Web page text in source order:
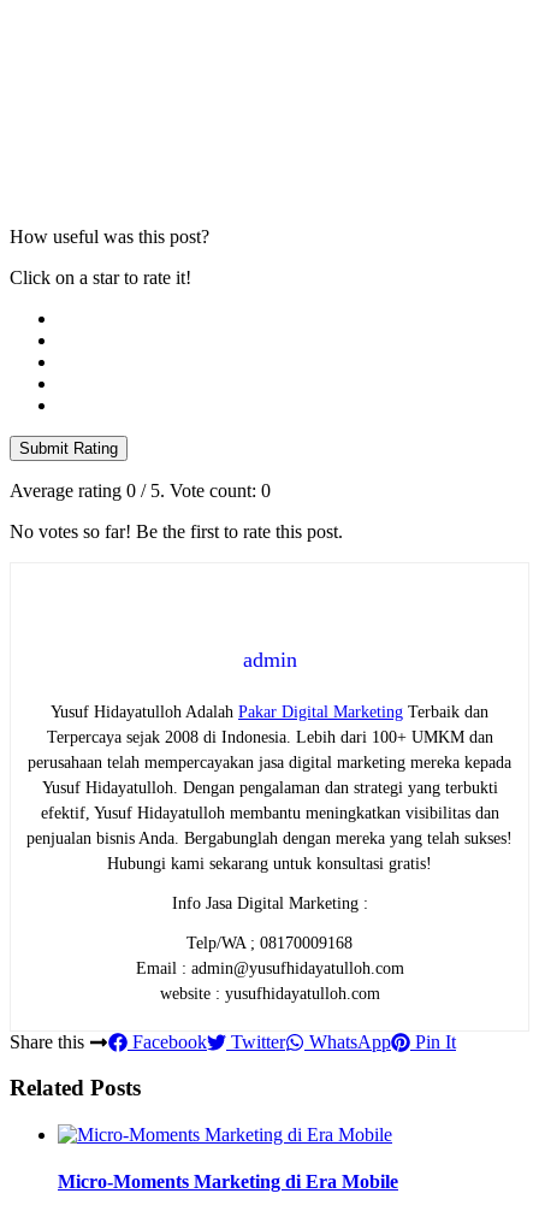
How useful was this post?
Click on a star to rate it!
Submit Rating
Average rating 0 / 5. Vote count: 0
No votes so far! Be the first to rate this post.
admin
Yusuf Hidayatulloh Adalah Pakar Digital Marketing Terbaik dan
Terpercaya sejak 2008 di Indonesia. Lebih dari 100+ UMKM dan
perusahaan telah mempercayakan jasa digital marketing mereka kepada
Yusuf Hidayatulloh. Dengan pengalaman dan strategi yang terbukti
efektif, Yusuf Hidayatulloh membantu meningkatkan visibilitas dan
penjualan bisnis Anda. Bergabunglah dengan mereka yang telah sukses!
Hubungi kami sekarang untuk konsultasi gratis!
Info Jasa Digital Marketing :
Telp/WA ; 08170009168
Email : admin@yusufhidayatulloh.com
website : yusufhidayatulloh.com
Share this Facebook Twitter WhatsApp Pin It
Related Posts
Micro-Moments Marketing di Era Mobile